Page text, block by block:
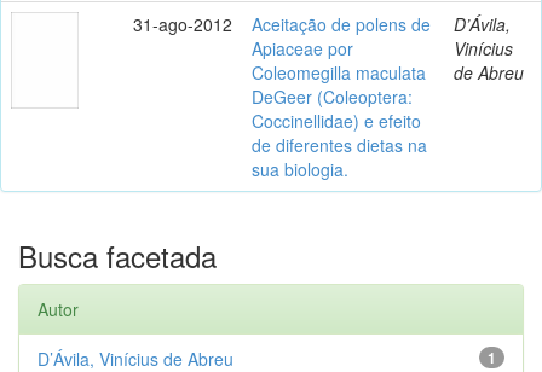
31-ago-2012
Aceitação de polens de
Apiaceae por
Coleomegilla maculata
DeGeer (Coleoptera:
Coccinellidae) e efeito
de diferentes dietas na
sua biologia.
D’Ávila,
Vinícius
de Abreu
Busca facetada
Autor
1
D’Ávila, Vinícius de Abreu